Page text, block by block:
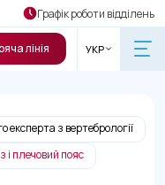
Графік роботи відділень
лінія УКР
експерта з вертебрології
і плечовий пояс